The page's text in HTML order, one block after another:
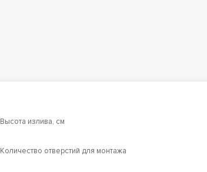
Высота излива, см
Количество отверстий для монтажа